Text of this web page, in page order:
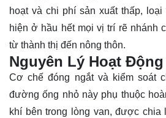
hoạt và chi phí sản xuất thấp,
hiện ở hầu hết mọi vị trí rẽ nhánh
từ thành thị đến nông thôn.
Nguyên Lý Hoạt Động
Cơ chế đóng ngắt và kiểm soát
đường ống nhỏ này phụ thuộc
khí bên trong lòng van, được chia